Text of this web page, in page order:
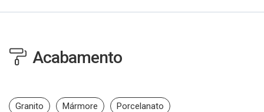
Acabamento
Granito Mármore Porcelanato